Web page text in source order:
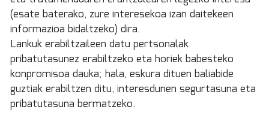
(esate baterako, zure interesekoa izan daitekeen
informazioa bidaltzeko) dira.
Lankuk erabiltzaileen datu pertsonalak
pribatutasunez erabiltzeko eta horiek babesteko
konpromisoa dauka; hala, eskura dituen baliabide
guztiak erabiltzen ditu, interesdunen segurtasuna eta
pribatutasuna bermatzeko.